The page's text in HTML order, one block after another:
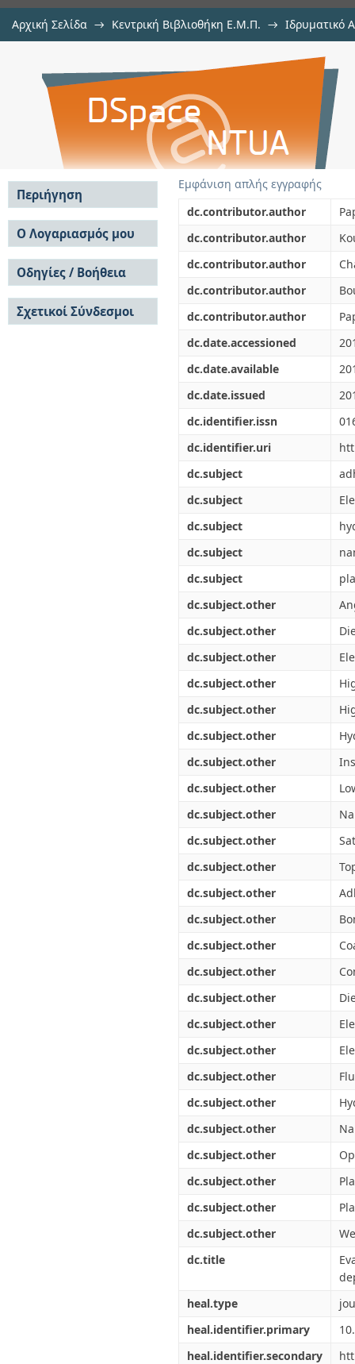
Αρχική Σελίδα → Κεντρική Βιβλιοθήκη Ε.Μ.Π. → Ιδρυματικό
Evaluating the robustness of
fluorocarbons in electrowetting
Εμφάνιση απλής εγγραφής
dc.contributor.author
dc.contributor.author
dc.contributor.author
dc.contributor.author
dc.contributor.author
dc.date.accessioned
dc.date.available
dc.date.issued
dc.identifier.issn
dc.identifier.uri
dc.subject
dc.subject
dc.subject
dc.subject
dc.subject
dc.subject.other
dc.subject.other
dc.subject.other
dc.subject.other
dc.subject.other
dc.subject.other
dc.subject.other
dc.subject.other
dc.subject.other
dc.subject.other
dc.subject.other
dc.subject.other
dc.subject.other
dc.subject.other
dc.subject.other
dc.subject.other
dc.subject.other
dc.subject.other
dc.subject.other
dc.subject.other
dc.subject.other
dc.subject.other
dc.subject.other
dc.subject.other
dc.subject.other
dc.title
heal.type
heal.identifier.primary
heal.identifier.secondary
Περιήγηση
Σε όλο το DSpace
Κοινότητες & Συλλογές
Ανά Ημερομηνία
Έκδοσης
Συγγραφείς
Τίτλοι
Θέματα
Ο Λογαριασμός μου
Σύνδεση
Εγγραφή
Οδηγίες / Βοήθεια
Οδηγίες Υποβολής
Οδηγίες Χρήσης ΙΑ
Συχνές Ερωτήσεις
Σχετικοί Σύνδεσμοι